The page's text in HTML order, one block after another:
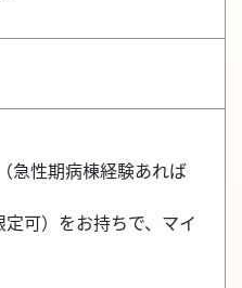
急性期病棟経験あれば
可）をお持ちで、マイ